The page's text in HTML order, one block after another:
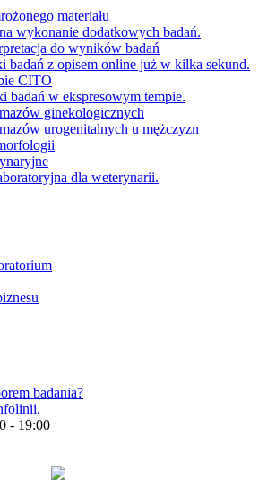
materiału
wykonanie dodatkowych badań.
do wyników badań
badań z opisem online już w kilka sekund.
CITO
badań w ekspresowym tempie.
ginekologicznych
urogenitalnych u mężczyzn
dla weterynarii.
badania?
- 19:00